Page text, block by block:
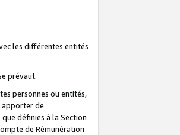
les différentes entités
prévaut.
personnes ou entités,
apporter de
définies à la Section
de Rémunération